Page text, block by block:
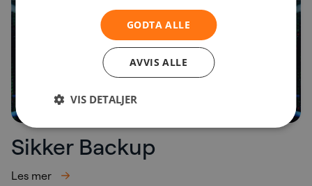
Sikker Backup
Les mer
GODTA ALLE
AVVIS ALLE
VIS DETALJER